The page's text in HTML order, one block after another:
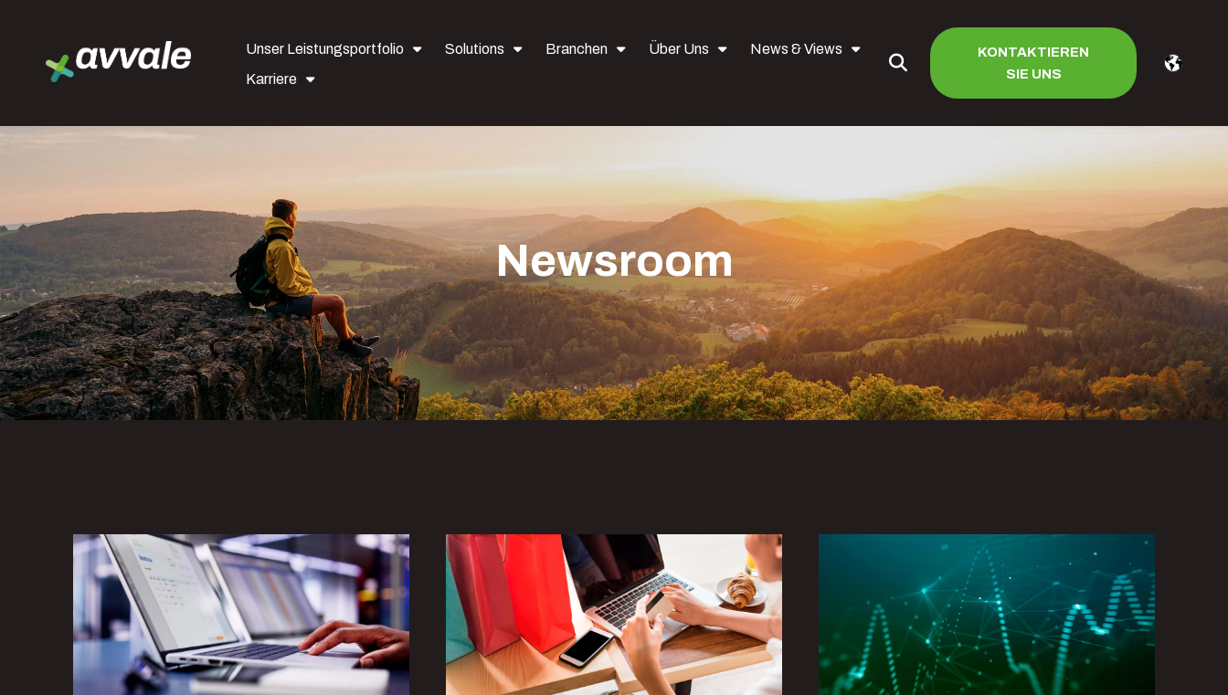
Unser Leistungsportfolio Solutions Branchen Über Uns
News & Views
Karriere
KONTAKTIEREN
SIE UNS
Newsroom